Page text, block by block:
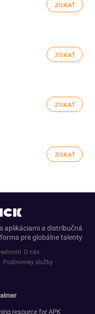
ZÍSKAŤ
ZÍSKAŤ
ZÍSKAŤ
ZÍSKAŤ
aplikáciami a distribučná
pre globálne talenty
O nás
Podmienky služby
resource for APK